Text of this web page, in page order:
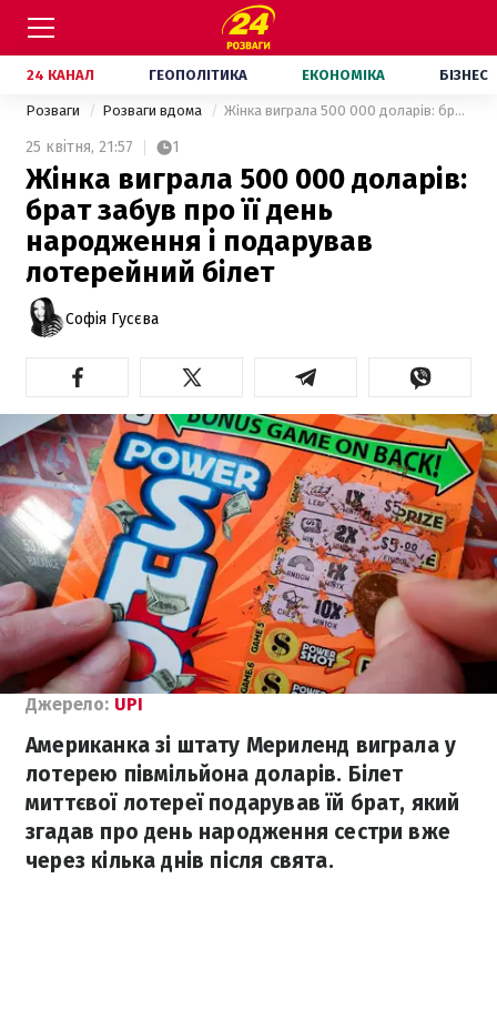
24 КАНАЛ ГЕОПОЛІТИКА ЕКОНОМІКА БІЗНЕС
Розваги Розваги вдома Жінка виграла 500 000 доларів: брат забув про її день народження і подарував лотерейний білет
25 квітня, 21:57 1
Жінка виграла 500 000 доларів:
брат забув про її день
народження і подарував
лотерейний білет
Софія Гусєва
Джерело: UPI
Американка зі штату Мериленд виграла у
лотерею півмільйона доларів. Білет
миттєвої лотереї подарував їй брат, який
згадав про день народження сестри вже
через кілька днів після свята.